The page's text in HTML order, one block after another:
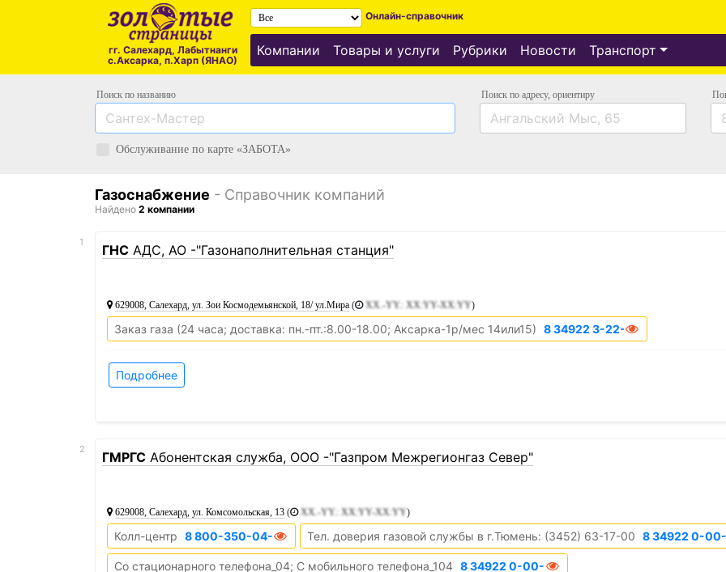
гг. Салехард, Лабытнанги
с.Аксарка, п.Харп (ЯНАО)
Онлайн-справочник
Компании Товары и услуги Рубрики Новости Транспорт
Поиск по названию Поиск по адресу, ориентиру
Обслуживание по карте «ЗАБОТА»
Газоснабжение - Справочник компаний
Найдено 2 компании
1 ГНС АДС, АО -"Газонаполнительная станция"
629008, Салехард, ул. Зои Космодемьянской, 18/ ул.Мира ( XX.-YY.: XX:YY-XX:YY)
Заказ газа (24 часа; доставка: пн.-пт.:8.00-18.00; Аксарка-1р/мес 14или15) 8 34922 3-22-44
Подробнее
2 ГМРГС Абонентская служба, ООО -"Газпром Межрегионгаз Север"
629008, Салехард, ул. Комсомольская, 13 ( XX.-YY.: XX:YY-XX:YY)
Колл-центр 8 800-350-04-04 Тел. доверия газовой службы в г.Тюмень: (3452) 63-17-00 8 34922 0-
Со стационарного телефона_04; С мобильного телефона_104 8 34922 0-00-00